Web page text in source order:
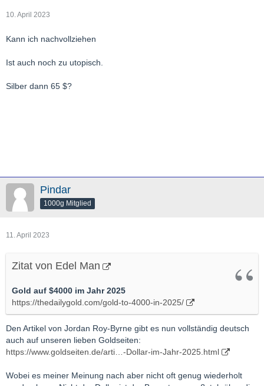
10. April 2023
Kann ich nachvollziehen
Ist auch noch zu utopisch.
Silber dann 65 $?
Pindar
1000g Mitglied
11. April 2023
Zitat von Edel Man
Gold auf $4000 im Jahr 2025
https://thedailygold.com/gold-to-4000-in-2025/
Den Artikel von Jordan Roy-Byrne gibt es nun vollständig deutsch
auch auf unseren lieben Goldseiten:
https://www.goldseiten.de/arti…-Dollar-im-Jahr-2025.html
Wobei es meiner Meinung nach aber nicht oft genug wiederholt